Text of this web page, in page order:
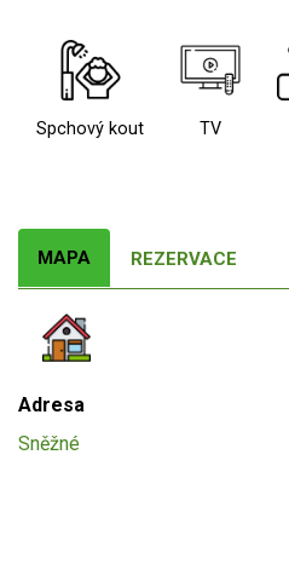
Spchový kout TV
MAPA REZERVACE
Adresa
Sněžné